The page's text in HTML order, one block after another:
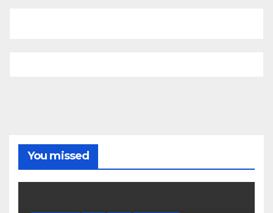
You missed